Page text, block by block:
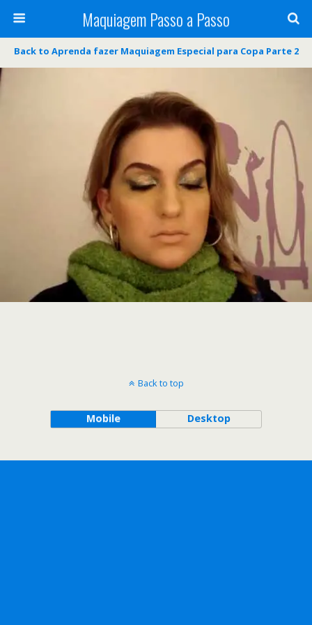
Maquiagem Passo a Passo
Back to Aprenda fazer Maquiagem Especial para Copa Parte 2
Back to top
Mobile Desktop